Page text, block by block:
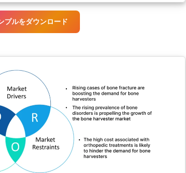
プルをダウンロード